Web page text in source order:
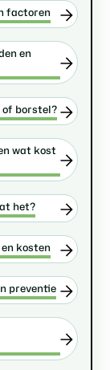
factoren
en
of borstel?
wat kost
het?
kosten
preventie